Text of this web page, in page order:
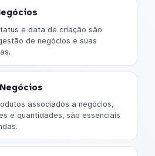
e data de criação são
de negócios e suas
associados a negócios,
e quantidades, são essenciais